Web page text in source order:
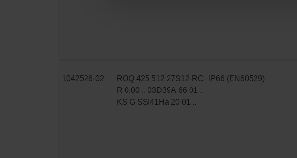
1042526-02
ROQ 425 512 27S12-RC
R 0.00 .. 03D39A 66 01 ..
KS G SSI41Ha 20 01 ..
IP66 (EN60529)